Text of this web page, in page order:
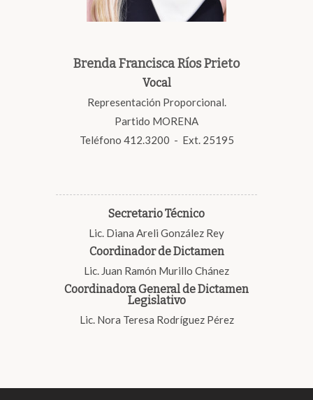
Brenda Francisca Ríos Prieto
Vocal
Representación Proporcional.
Partido MORENA
Teléfono 412.3200 - Ext. 25195
Secretario Técnico
Lic. Diana Areli González Rey
Coordinador de Dictamen
Lic. Juan Ramón Murillo Chánez
Coordinadora General de Dictamen
Legislativo
Lic. Nora Teresa Rodríguez Pérez